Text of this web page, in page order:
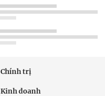
Chính trị
Kinh doanh